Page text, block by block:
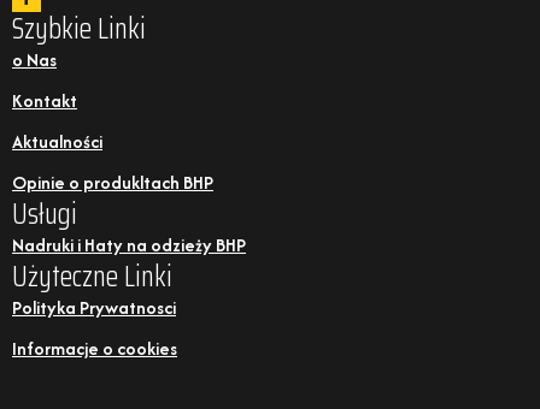
Szybkie Linki
o Nas
Kontakt
Aktualności
Opinie o produkltach BHP
Usługi
Nadruki i Haty na odzieży BHP
Użyteczne Linki
Polityka Prywatnosci
Informacje o cookies